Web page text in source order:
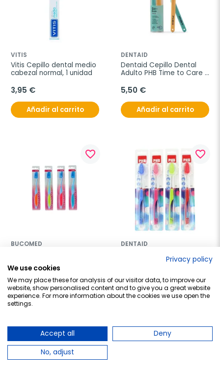
VITIS
Vitis Cepillo dental medio
cabezal normal, 1 unidad
3,95 €
Añadir al carrito
DENTAID
Dentaid Cepillo Dental
Adulto PHB Time to Care
5,50 €
Añadir al carrito
favorite_border
BUCOMED
2,60 €
Añadir al carrito
favorite_border
DENTAID
PHB Cepillo Dental Plus
3,90 €
Añadir al carrito
favorite_border favorite_border
Privacy policy
We use cookies
We may place these for analysis of our visitor data, to improve our
website, show personalised content and to give you a great website
experience. For more information about the cookies we use open the
settings.
Accept all
Deny
No, adjust